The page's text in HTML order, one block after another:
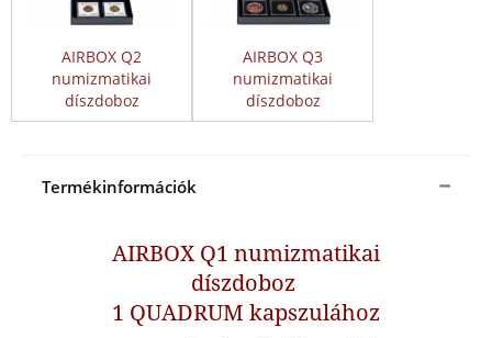
AIRBOX Q2
numizmatikai
díszdoboz
AIRBOX Q3
numizmatikai
díszdoboz
Termékinformációk
AIRBOX Q1 numizmatikai
díszdoboz
1 QUADRUM kapszulához